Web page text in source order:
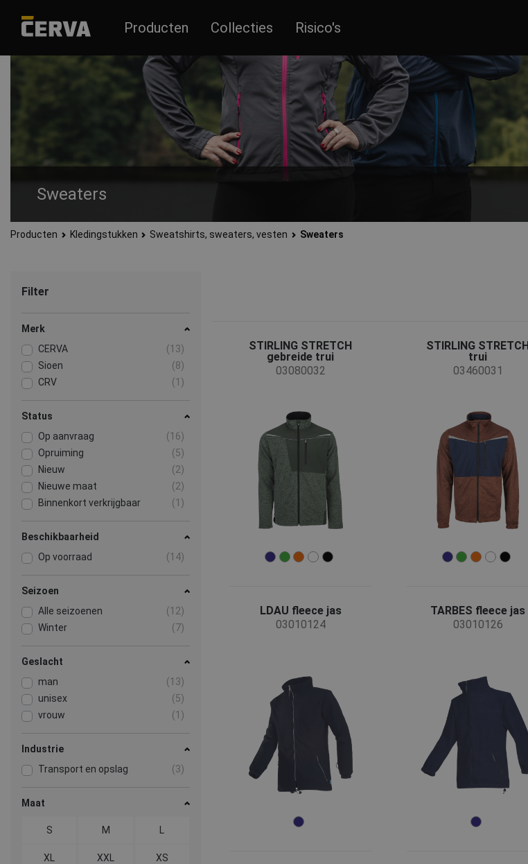
Producten Collecties Risico's
Sweaters
Werk- en casual sweaters gemaakt van verschillende materialen en kleuren voor mannen en vrouwen.
Producten Kledingstukken Sweatshirts, sweaters, vesten Sweaters
Filter
Merk
CERVA
(13)
Sioen
(8)
CRV
(1)
Status
Op aanvraag
(16)
Opruiming
(5)
Nieuw
(2)
Nieuwe maat
(2)
Binnenkort verkrijgbaar
(1)
Beschikbaarheid
Op voorraad
(14)
Seizoen
Alle seizoenen
(12)
Winter
(7)
Geslacht
man
(13)
unisex
(5)
vrouw
(1)
Industrie
Transport en opslag
(3)
Maat
S M
XL XXL XS
STIRLING STRETCH
gebreide trui
03080032
STIRLING STRETCH
trui
03460031
LDAU fleece jas
03010124
TARBES fleece jas
03010126